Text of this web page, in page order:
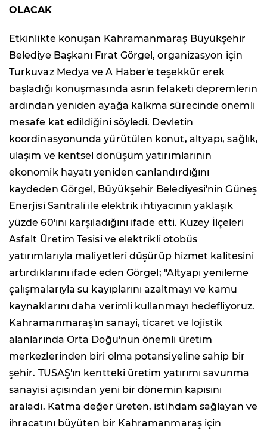
OLACAK
Etkinlikte konuşan Kahramanmaraş Büyükşehir
Belediye Başkanı Fırat Görgel, organizasyon için
Turkuvaz Medya ve A Haber'e teşekkür erek
başladığı konuşmasında asrın felaketi depremlerin
ardından yeniden ayağa kalkma sürecinde önemli
mesafe kat edildiğini söyledi. Devletin
koordinasyonunda yürütülen konut, altyapı, sağlık,
ulaşım ve kentsel dönüşüm yatırımlarının
ekonomik hayatı yeniden canlandırdığını
kaydeden Görgel, Büyükşehir Belediyesi'nin Güneş
Enerjisi Santrali ile elektrik ihtiyacının yaklaşık
yüzde 60'ını karşıladığını ifade etti. Kuzey İlçeleri
Asfalt Üretim Tesisi ve elektrikli otobüs
yatırımlarıyla maliyetleri düşürüp hizmet kalitesini
artırdıklarını ifade eden Görgel; "Altyapı yenileme
çalışmalarıyla su kayıplarını azaltmayı ve kamu
kaynaklarını daha verimli kullanmayı hedefliyoruz.
Kahramanmaraş'ın sanayi, ticaret ve lojistik
alanlarında Orta Doğu'nun önemli üretim
merkezlerinden biri olma potansiyeline sahip bir
şehir. TUSAŞ'ın kentteki üretim yatırımı savunma
sanayisi açısından yeni bir dönemin kapısını
araladı. Katma değer üreten, istihdam sağlayan ve
ihracatını büyüten bir Kahramanmaraş için